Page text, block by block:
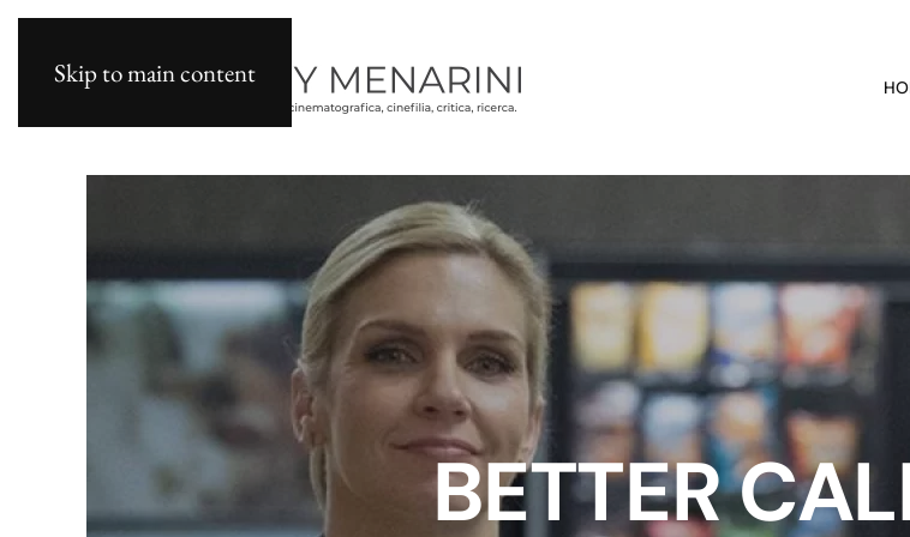
Skip to main content
BETTER